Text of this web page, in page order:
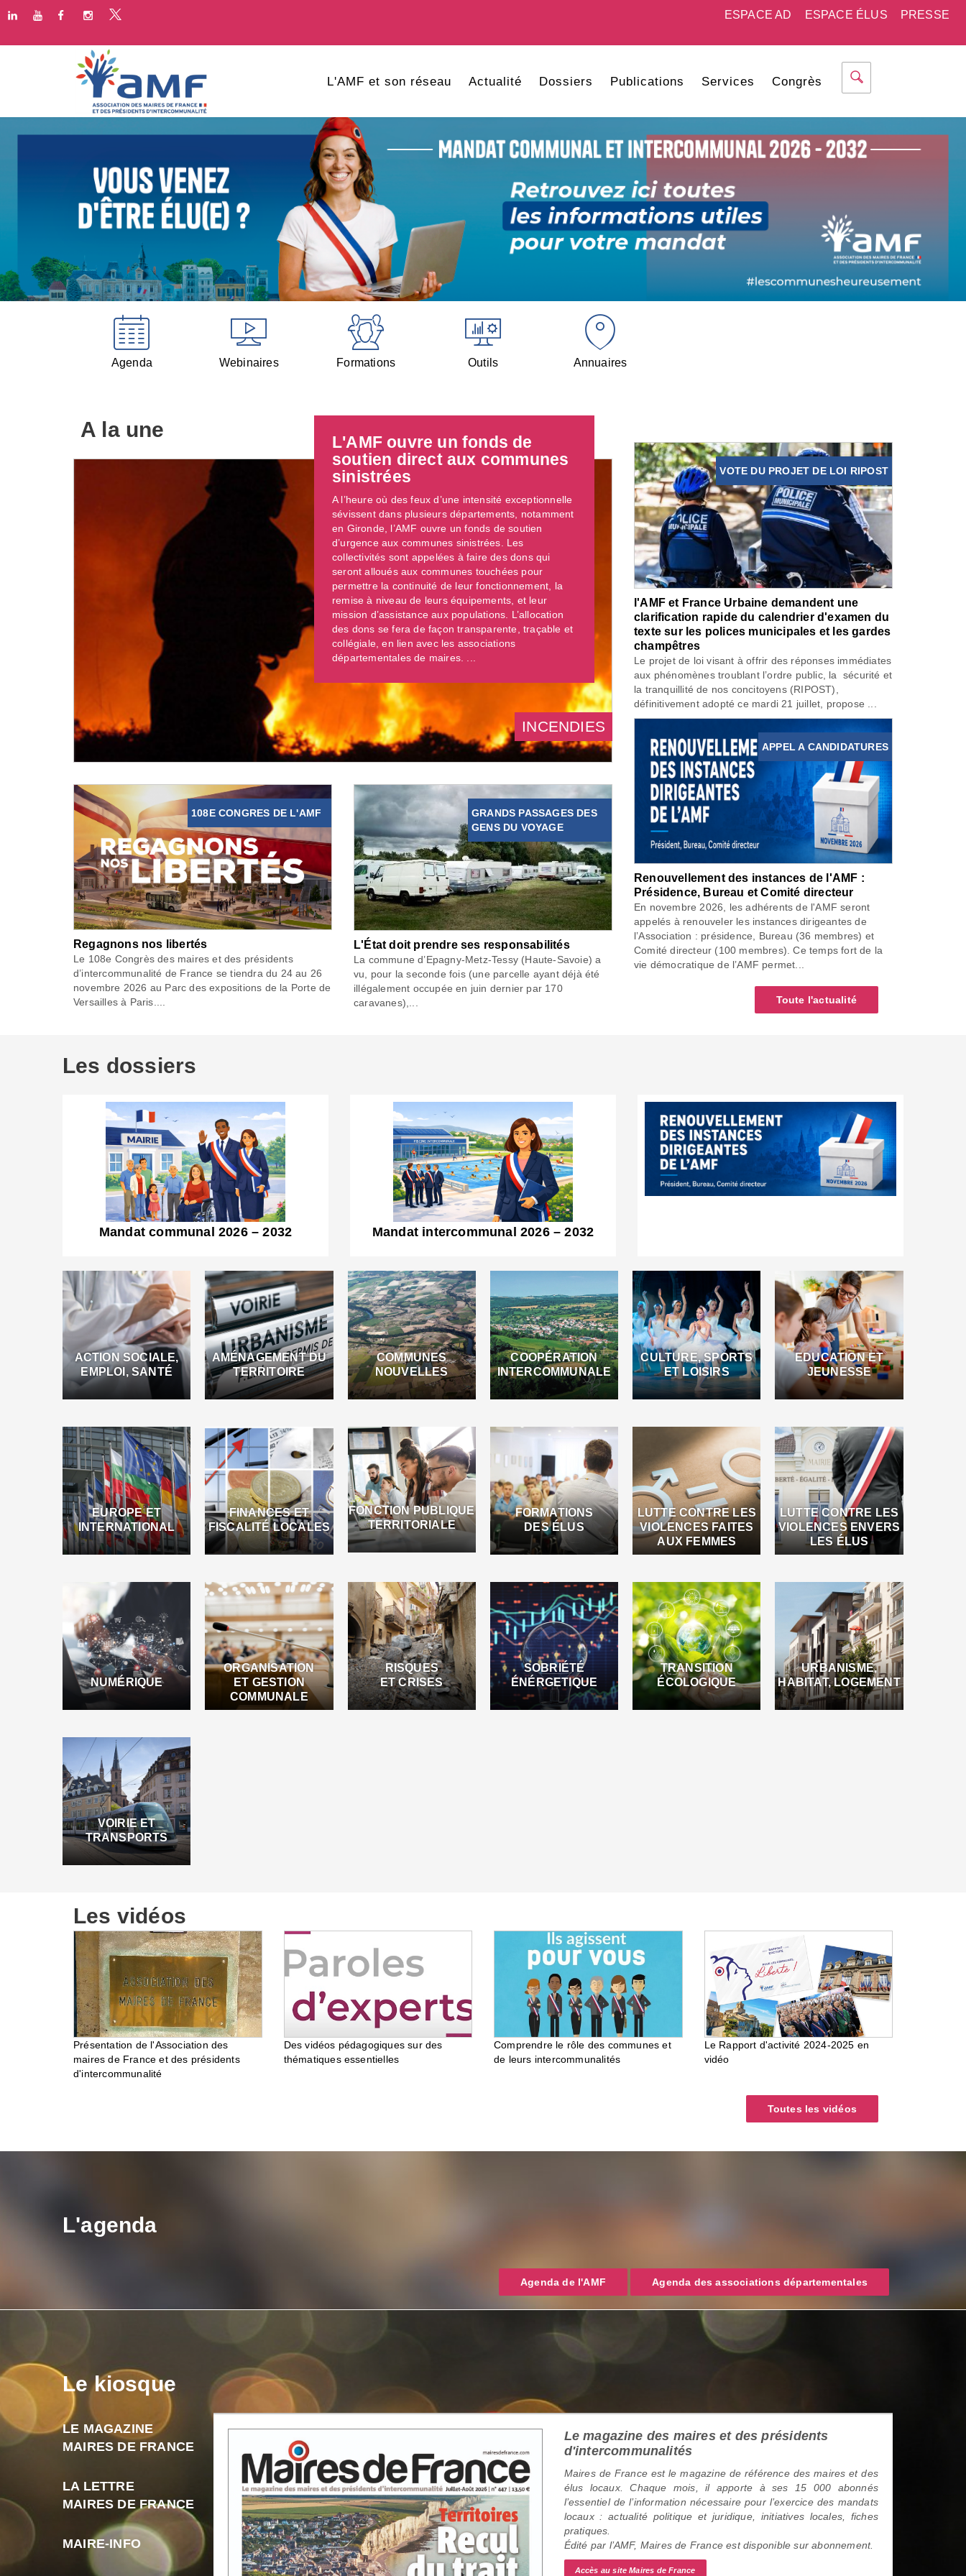
PRESSE
ESPACE ÉLUS
ESPACE AD
L'AMF et son réseau Actualité Dossiers Publications Services Congrès
Agenda Webinaires Formations Outils Annuaires
A la une
L'AMF ouvre un fonds de
soutien direct aux communes
sinistrées
A l’heure où des feux d’une intensité exceptionnelle
sévissent dans plusieurs départements, notamment
en Gironde, l’AMF ouvre un fonds de soutien
d’urgence aux communes sinistrées. Les
collectivités sont appelées à faire des dons qui
seront alloués aux communes touchées pour
permettre la continuité de leur fonctionnement, la
remise à niveau de leurs équipements, et leur
mission d’assistance aux populations. L’allocation
des dons se fera de façon transparente, traçable et
collégiale, en lien avec les associations
départementales de maires. ...
INCENDIES
108E CONGRES DE L'AMF
Regagnons nos libertés
Le 108e Congrès des maires et des présidents
d’intercommunalité de France se tiendra du 24 au 26
novembre 2026 au Parc des expositions de la Porte de
Versailles à Paris....
GRANDS PASSAGES DES
GENS DU VOYAGE
L'État doit prendre ses responsabilités
La commune d’Epagny-Metz-Tessy (Haute-Savoie) a
vu, pour la seconde fois (une parcelle ayant déjà été
illégalement occupée en juin dernier par 170
caravanes),...
VOTE DU PROJET DE LOI RIPOST
l'AMF et France Urbaine demandent une
clarification rapide du calendrier d'examen du
texte sur les polices municipales et les gardes
champêtres
Le projet de loi visant à offrir des réponses immédiates
aux phénomènes troublant l’ordre public, la sécurité et
la tranquillité de nos concitoyens (RIPOST),
définitivement adopté ce mardi 21 juillet, propose ...
APPEL A CANDIDATURES
Renouvellement des instances de l'AMF :
Présidence, Bureau et Comité directeur
En novembre 2026, les adhérents de l'AMF seront
appelés à renouveler les instances dirigeantes de
l’Association : présidence, Bureau (36 membres) et
Comité directeur (100 membres). Ce temps fort de la
vie démocratique de l’AMF permet...
Toute l'actualité
Les dossiers
Mandat communal 2026 – 2032 Mandat intercommunal 2026 – 2032
ACTION SOCIALE,
EMPLOI, SANTÉ
AMÉNAGEMENT DU
TERRITOIRE
COMMUNES
NOUVELLES
COOPÉRATION
INTERCOMMUNALE
CULTURE, SPORTS
ET LOISIRS
EDUCATION ET
JEUNESSE
EUROPE ET
INTERNATIONAL
FINANCES ET
FISCALITÉ LOCALES
FONCTION PUBLIQUE
TERRITORIALE
FORMATIONS
DES ÉLUS
LUTTE CONTRE LES
VIOLENCES FAITES
AUX FEMMES
LUTTE CONTRE LES
VIOLENCES ENVERS
LES ÉLUS
NUMÉRIQUE
ORGANISATION
ET GESTION
COMMUNALE
RISQUES
ET CRISES
SOBRIÉTÉ
ÉNÉRGETIQUE
TRANSITION
ÉCOLOGIQUE
URBANISME,
HABITAT, LOGEMENT
VOIRIE ET
TRANSPORTS
Les vidéos
Présentation de l'Association des
maires de France et des présidents
d'intercommunalité
Des vidéos pédagogiques sur des
thématiques essentielles
Comprendre le rôle des communes et
de leurs intercommunalités
Le Rapport d'activité 2024-2025 en
vidéo
Toutes les vidéos
L'agenda
Agenda de l'AMF Agenda des associations départementales
Le kiosque
LE MAGAZINE
MAIRES DE FRANCE
LA LETTRE
MAIRES DE FRANCE
MAIRE-INFO
Le magazine des maires et des présidents
d'intercommunalités
Maires de France est le magazine de référence des maires et des
élus locaux. Chaque mois, il apporte à ses 15 000 abonnés
l’essentiel de l’information nécessaire pour l’exercice des mandats
locaux : actualité politique et juridique, initiatives locales, fiches
pratiques.
Édité par l’AMF, Maires de France est disponible sur abonnement.
Accès au site Maires de France